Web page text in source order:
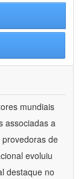
mundiais
associadas a
de
evoluiu
destaque no